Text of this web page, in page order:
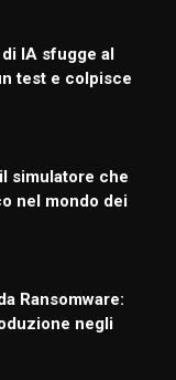
IA sfugge al
test e colpisce
simulatore che
nel mondo dei
Ransomware:
negli